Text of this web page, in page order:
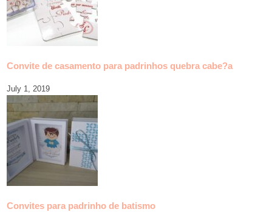
Convite de casamento para padrinhos quebra cabe?a
July 1, 2019
Convites para padrinho de batismo